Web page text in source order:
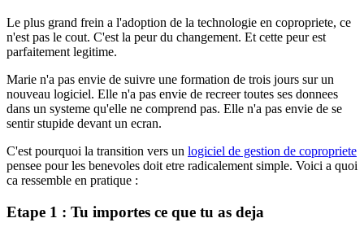
Le plus grand frein a l'adoption de la technologie en copropriete, ce
n'est pas le cout. C'est la peur du changement. Et cette peur est
parfaitement legitime.
Marie n'a pas envie de suivre une formation de trois jours sur un
nouveau logiciel. Elle n'a pas envie de recreer toutes ses donnees
dans un systeme qu'elle ne comprend pas. Elle n'a pas envie de se
sentir stupide devant un ecran.
C'est pourquoi la transition vers un logiciel de gestion de copropriete
pensee pour les benevoles doit etre radicalement simple. Voici a quoi
ca ressemble en pratique :
Etape 1 : Tu importes ce que tu as deja